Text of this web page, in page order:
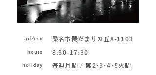
adress
hours
holiday
​桑名市陽だまりの丘8-1103
8:30-17:30
毎週月曜 / 第2･3･4･5火曜